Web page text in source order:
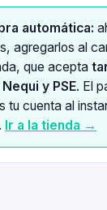
automática:
agregarlos al
que acepta
y PSE. El
tu cuenta al
Ir a la tienda →